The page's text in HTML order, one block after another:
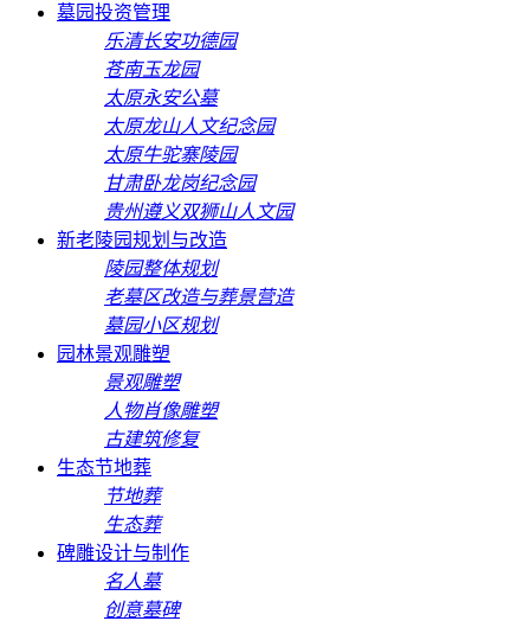
墓园投资管理
乐清长安功德园
苍南玉龙园
太原永安公墓
太原龙山人文纪念园
太原牛驼寨陵园
甘肃卧龙岗纪念园
贵州遵义双狮山人文园
新老陵园规划与改造
陵园整体规划
老墓区改造与葬景营造
墓园小区规划
园林景观雕塑
景观雕塑
人物肖像雕塑
古建筑修复
生态节地葬
节地葬
生态葬
碑雕设计与制作
名人墓
创意墓碑